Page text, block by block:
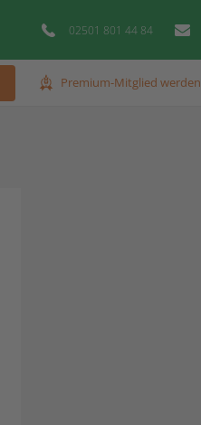
02501 801 44 84
Premium-Mitglied werden